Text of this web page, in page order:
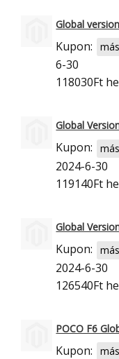
Global
Kupon:
6-30
118030Ft
Global
Kupon:
2024-6-30
119140Ft
Global
Kupon:
2024-6-30
126540Ft
POCO F6
Kupon: